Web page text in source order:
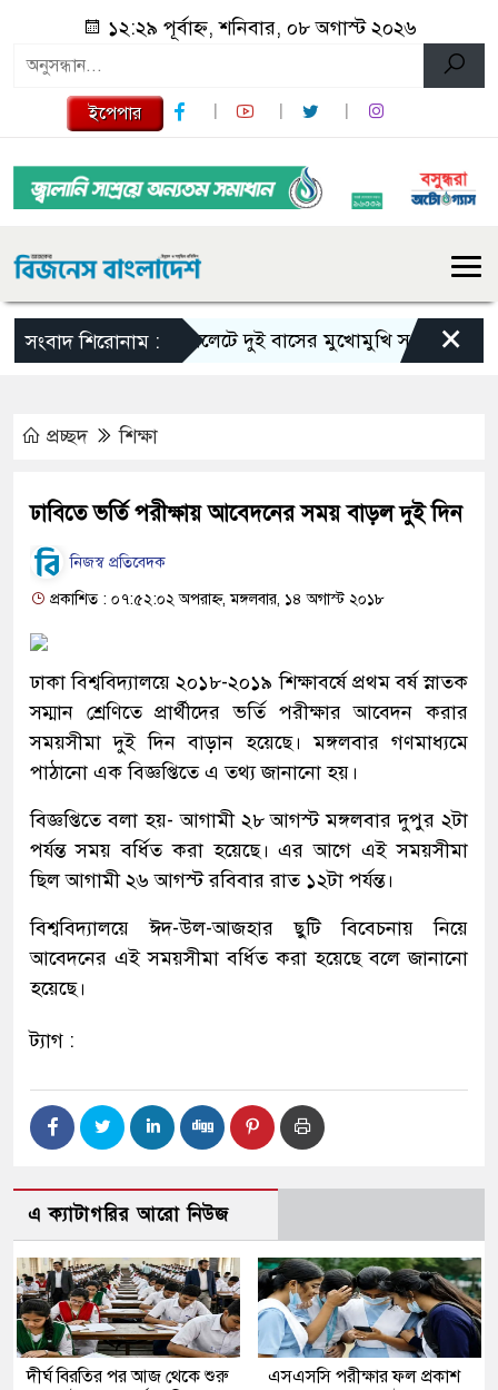
১২:২৯ পূর্বাহ্ন, শনিবার, ০৮ অগাস্ট ২০২৬
ইপেপার
সংবাদ শিরোনাম :সিলেটে দুই বাসের মুখোমুখি সংঘর্ষে নিহত
×
প্রচ্ছদ শিক্ষা
ঢাবিতে ভর্তি পরীক্ষায় আবেদনের সময় বাড়ল দুই দিন
নিজস্ব প্রতিবেদক
প্রকাশিত : ০৭:৫২:০২ অপরাহ্ন, মঙ্গলবার, ১৪ অগাস্ট ২০১৮
ঢাকা বিশ্ববিদ্যালয়ে ২০১৮-২০১৯ শিক্ষাবর্ষে প্রথম বর্ষ স্নাতক
সম্মান শ্রেণিতে প্রার্থীদের ভর্তি পরীক্ষার আবেদন করার
সময়সীমা দুই দিন বাড়ান হয়েছে। মঙ্গলবার গণমাধ্যমে
পাঠানো এক বিজ্ঞপ্তিতে এ তথ্য জানানো হয়।
বিজ্ঞপ্তিতে বলা হয়- আগামী ২৮ আগস্ট মঙ্গলবার দুপুর ২টা
পর্যন্ত সময় বর্ধিত করা হয়েছে। এর আগে এই সময়সীমা
ছিল আগামী ২৬ আগস্ট রবিবার রাত ১২টা পর্যন্ত।
বিশ্ববিদ্যালয়ে ঈদ-উল-আজহার ছুটি বিবেচনায় নিয়ে
আবেদনের এই সময়সীমা বর্ধিত করা হয়েছে বলে জানানো
হয়েছে।
ট্যাগ :
এ ক্যাটাগরির আরো নিউজ
দীর্ঘ বিরতির পর আজ থেকে শুরু
এসএসসি পরীক্ষার ফল প্রকাশ